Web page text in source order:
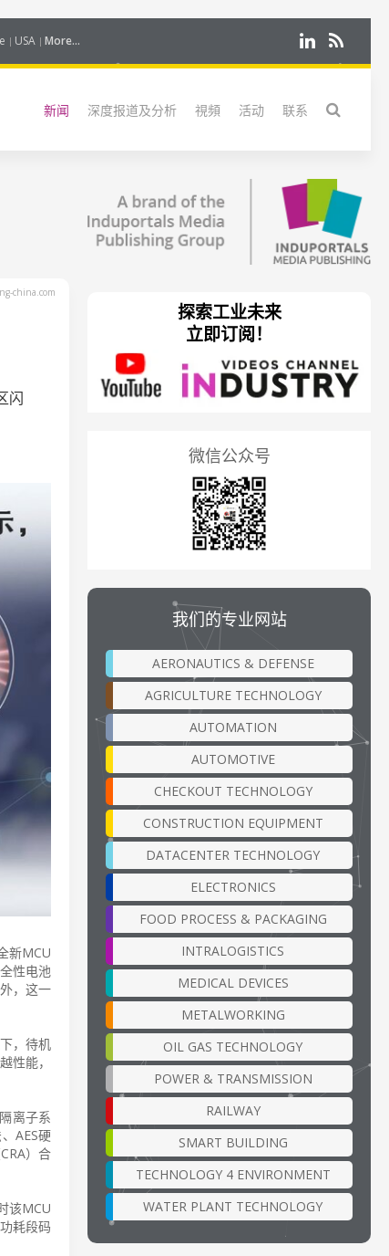
USA More...
新闻 深度报道及分析 視頻 活动 联系
china.com
闪
新MCU
性电池
，这一
，待机
性能，
离子系
AES硬
）合
该MCU
耗段码
探索工业未来
立即订阅！
微信公众号
我们的专业网站
AERONAUTICS & DEFENSE
AGRICULTURE TECHNOLOGY
AUTOMATION
AUTOMOTIVE
CHECKOUT TECHNOLOGY
CONSTRUCTION EQUIPMENT
DATACENTER TECHNOLOGY
ELECTRONICS
FOOD PROCESS & PACKAGING
INTRALOGISTICS
MEDICAL DEVICES
METALWORKING
OIL GAS TECHNOLOGY
POWER & TRANSMISSION
RAILWAY
SMART BUILDING
TECHNOLOGY 4 ENVIRONMENT
WATER PLANT TECHNOLOGY